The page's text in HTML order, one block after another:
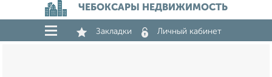
ЧЕБОКСАРЫ НЕДВИЖИМОСТЬ
Закладки Личный кабинет